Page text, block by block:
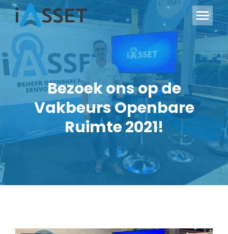
Bezoek ons op de
Vakbeurs Openbare
Ruimte 2021!